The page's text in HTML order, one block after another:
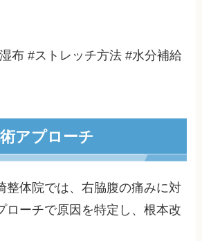
布 #ストレッチ方法 #水分補給
アプローチ
整体院では、右脇腹の痛みに対
ローチで原因を特定し、根本改